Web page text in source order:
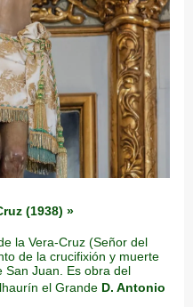
(1938) »
la Vera-Cruz (Señor del
de la crucifixión y muerte
San Juan. Es obra del
el Grande D. Antonio